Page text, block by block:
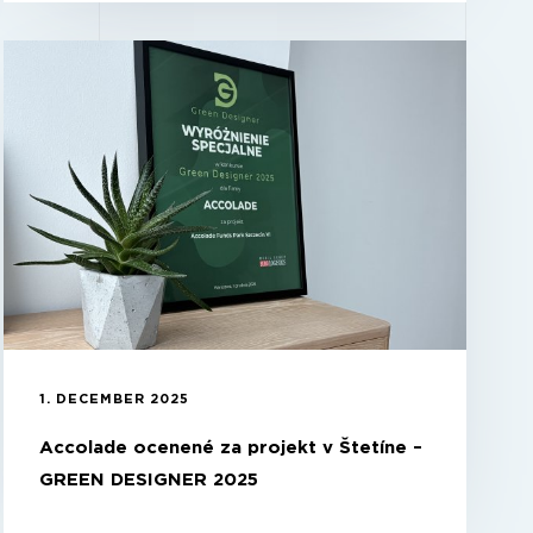
1. DECEMBER 2025
Accolade ocenené za projekt v Štetíne –
GREEN DESIGNER 2025